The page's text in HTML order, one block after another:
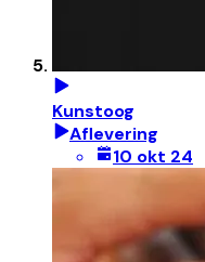
Kunstoog
Aflevering
10 okt 24